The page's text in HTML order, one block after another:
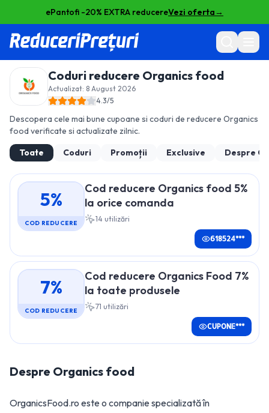
ePantofi -20% EXTRA reducereVezi oferta→
Coduri reducere Organics food
Actualizat: 8 August 2026
4.3/5
Descopera cele mai bune cupoane si coduri de reducere Organics
food verificate si actualizate zilnic.
Toate
Coduri Promoții Exclusive Despre
5%
COD REDUCERE
Cod reducere Organics food 5%
la orice comanda
14 utilizări
618524***
7%
COD REDUCERE
Cod reducere Organics Food 7%
la toate produsele
71 utilizări
CUPONE***
Despre Organics food
OrganicsFood.ro este o companie specializată în